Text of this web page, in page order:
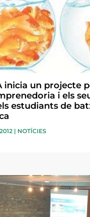
inicia un projecte
i els
estudiants de
| NOTÍCIES